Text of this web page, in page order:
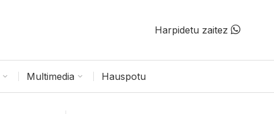
Harpidetu zaitez
Multimedia Hauspotu